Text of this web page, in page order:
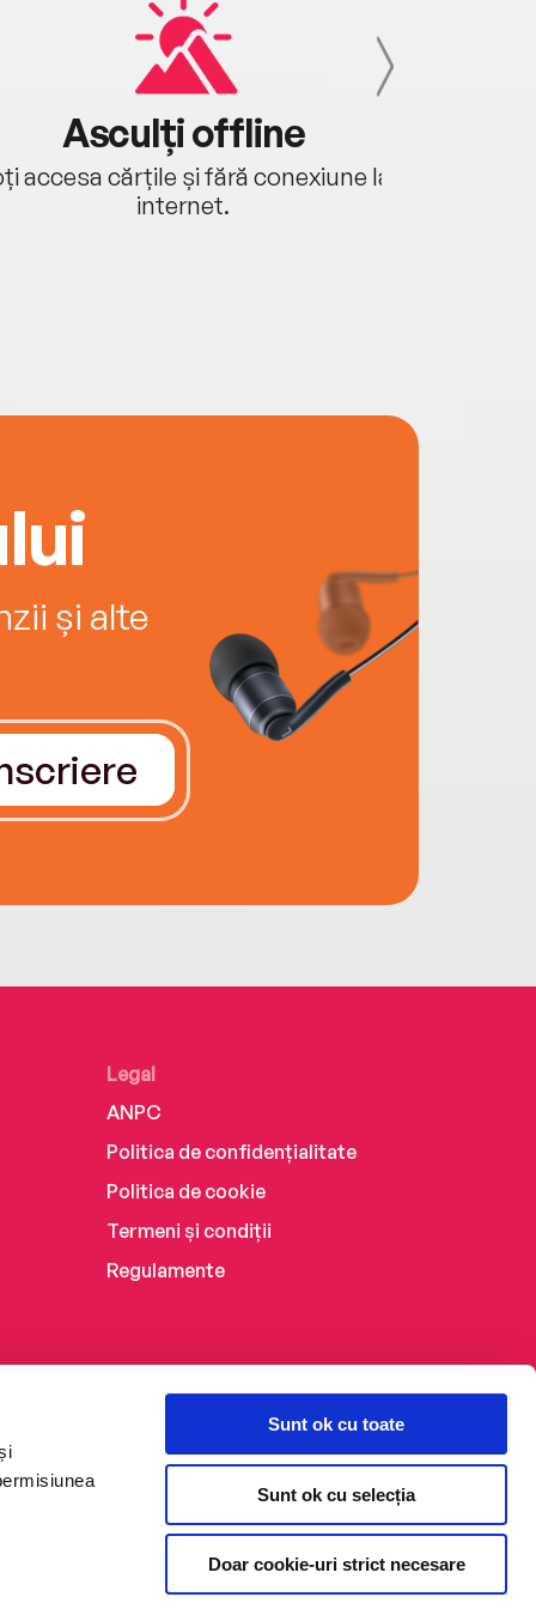
Sunt ok cu toate
Sunt ok cu selecția
Doar cookie-uri strict necesare
Asculți offline
accesa cărțile și fără conexiune la
internet.
și alte
Legal
ANPC
Politica de confidențialitate
Politica de cookie
Termeni și condiții
Regulamente